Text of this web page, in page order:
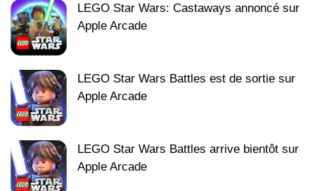
LEGO Star Wars: Castaways annoncé sur
Apple Arcade
LEGO Star Wars Battles est de sortie sur
Apple Arcade
LEGO Star Wars Battles arrive bientôt sur
Apple Arcade